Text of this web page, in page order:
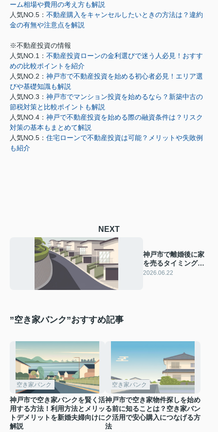
ーム相場や費用の考え方も解説
人気NO.5： 不動産購入をキャンセルしたいときの方法は？違約
金の有無や注意点を解説
※不動産投資の情報
人気NO.1： 不動産投資ローンの金利選びで迷う人必見！おすす
めの比較ポイントを紹介
人気NO.2： 神戸市で不動産投資を始める初心者必見！エリア選
びや基礎知識も解説
人気NO.3： 神戸市でマンション投資を始めるなら？新築中古の
節税対策と比較ポイントも解説
人気NO.4： 神戸で不動産投資を始める際の融資条件は？リスク
対策の基本もまとめて解説
人気NO.5： 住宅ローンで不動産投資は可能？メリットや失敗例
も紹介
NEXT
神戸市で離婚後に家
を売るタイミング
は？後悔しない売却
2026.06.22
”空き家バンク”おすすめ記事
空き家バンク
神戸市で空き家バンクを賢く活
用する方法！利用方法とメリッ
トデメリットを新婚夫婦向けに
解説
空き家バンク
神戸市で空き家物件探しを始め
る前に知ることは？空き家バン
ク活用で安心購入につなげる方
法